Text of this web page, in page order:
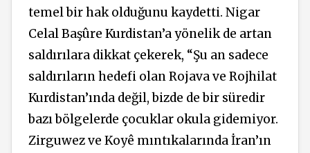
temel bir hak olduğunu kaydetti. Nigar
Celal Başûre Kurdistan’a yönelik de artan
saldırılara dikkat çekerek, “Şu an sadece
saldırıların hedefi olan Rojava ve Rojhilat
Kurdistan’ında değil, bizde de bir süredir
bazı bölgelerde çocuklar okula gidemiyor.
Zirguwez ve Koyê mıntıkalarında İran’ın